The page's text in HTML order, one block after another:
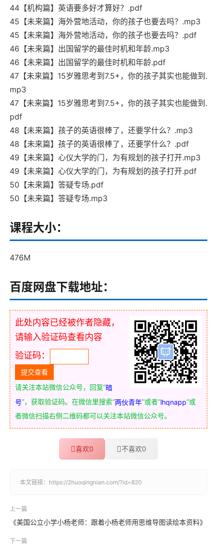
44【机构篇】英语要多好才算好？.pdf
45【未来篇】海外营地活动，你的孩子也要去吗？.mp3
45【未来篇】海外营地活动，你的孩子也要去吗？.pdf
46【未来篇】出国留学的最佳时机和年龄.mp3
46【未来篇】出国留学的最佳时机和年龄.pdf
47【未来篇】15岁雅思考到7.5+，你的孩子其实也能做到.
mp3
47【未来篇】15岁雅思考到7.5+，你的孩子其实也能做到.
pdf
48【未来篇】孩子的英语很棒了，还要学什么？.mp3
48【未来篇】孩子的英语很棒了，还要学什么？.pdf
49【未来篇】心仪大学的门，为有规划的孩子打开.mp3
49【未来篇】心仪大学的门，为有规划的孩子打开.pdf
50【未来篇】答疑专场.pdf
50【未来篇】答疑专场.mp3
课程大小：
476M
百度网盘下载地址：
此处内容已经被作者隐藏，
请输入验证码查看内容
验证码：
请关注本站微信公众号，回复“暗
号”，获取验证码。在微信里搜索“两伙青年”或者“lhqnapp”或
者微信扫描右侧二维码都可以关注本站微信公众号。
喜欢0 不喜欢0
本文链接： https://2huoqingnian.com/?id=820
上一篇
《美国公立小学小杨老师：跟着小杨老师用思维导图读绘本资料》
下一篇